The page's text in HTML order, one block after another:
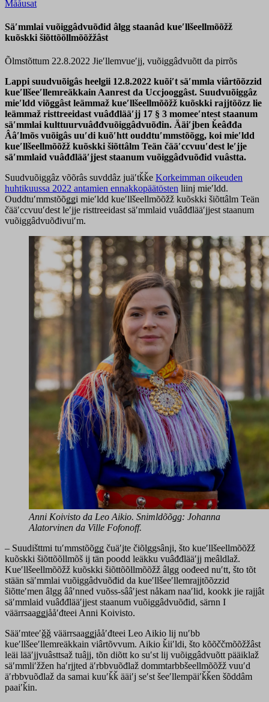
Mååusat
Säʹmmlai vuõiggâdvuõđid âlgg staanâd kueʹllšeellmõõžž
kuõskki šiõttõõllmõõžžâst
Õlmstõttum 22.8.2022 Jieʹllemvueʹjj, vuõiggâdvuõtt da pirrõs
Lappi suudvuõiǥâs heelǥii 12.8.2022 kuõiʹt säʹmmla viârtõõzzid
kueʹllšeeʹllemreäkkain Aanrest da Uccjooǥǥâst. Suudvuõiggâz
mieʹldd viõǥǥâst leämmaž kueʹllšeellmõõžž kuõskki rajjtõõzz lie
leämmaž risttreeidast vuâđđlääʹjj 17 § 3 momeeʹntest staanum
säʹmmlai kulttuurvuâđđvuõiggâdvuõđin. Ääiʹjben ǩeâđđa
Ââʹlmõs vuõiǥâs uuʹdi kuõʹhtt ouddtuʹmmstõõǥǥ, koi mieʹldd
kueʹllšeellmõõžž kuõskki šiõttâlm Teän čääʹccvuuʹdest leʹjje
säʹmmlaid vuâđđlääʹjjest staanum vuõiggâdvuõđid vuâstta.
Suudvuõiggâz võõrâs suvddâz juäʹtǩǩe Korkeimman oikeuden
huhtikuussa 2022 antamien ennakkopäätösten liinj mieʹldd.
Ouddtuʹmmstõõǥǥi mieʹldd kueʹllšeellmõõžž kuõskki šiõttâlm Teän
čääʹccvuuʹdest leʹjje risttreeidast säʹmmlaid vuâđđlääʹjjest staanum
vuõiggâdvuõđivuiʹm.
Anni Koivisto da Leo Aikio. Snimldõõǥǥ: Johanna
Alatorvinen da Ville Fofonoff.
– Suudišttmi tuʹmmstõõǥǥ čuäʹjte čiõlggsânji, što kueʹllšeellmõõžž
kuõskki šiõttõõllmõš ij tän poodd leäkku vuâđđlääʹjj meâldlaž.
Kueʹllšeellmõõžž kuõskki šiõttõõllmõõžž âlgg oođeed nuʹtt, što tõt
stään säʹmmlai vuõiggâdvuõđid da kueʹllšeeʹllemrajjtõõzzid
šiõtteʹmen âlgg ââʹnned vuõss-sââʹjest nåkam naaʹlid, kookk jie rajjât
säʹmmlaid vuâđđlääʹjjest staanum vuõiggâdvuõđid, särnn I
väärrsaaǥǥjååʹđteei Anni Koivisto.
Sääʹmteeʹǧǧ väärrsaaǥǥjååʹđteei Leo Aikio lij nuʹbb
kueʹllšeeʹllemreäkkain viârtõvvum. Aikio ǩiiʹldi, što kõõččmõõžžâst
leäi lääʹjjvuâsttsaž tuâjj, tõn diõtt ko suʹst lij vuõiggâdvuõtt pääiklaž
säʹmmliʹžžen haʹrjjted äʹrbbvuõđlaž dommtarbbšeellmõõžž vuuʹd
äʹrbbvuõđlaž da samai kuuʹǩǩ ääiʹj seʹst šeeʹllempäiʹǩǩen šõddâm
paaiʹǩin.